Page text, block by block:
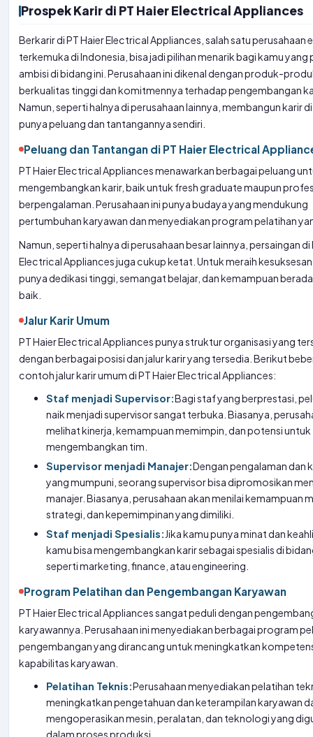
Prospek Karir di PT Haier Electrical Appliances
Berkarir di PT Haier Electrical Appliances, salah satu perusahaan
terkemuka di Indonesia, bisa jadi pilihan menarik bagi kamu yang
ambisi di bidang ini. Perusahaan ini dikenal dengan produk-
berkualitas tinggi dan komitmennya terhadap pengembangan
Namun, seperti halnya di perusahaan lainnya, membangun karir
punya peluang dan tantangannya sendiri.
Peluang dan Tantangan di PT Haier Electrical
PT Haier Electrical Appliances menawarkan berbagai peluang
mengembangkan karir, baik untuk fresh graduate maupun
berpengalaman. Perusahaan ini punya budaya yang mendukung
pertumbuhan karyawan dan menyediakan program pelatihan
Namun, seperti halnya di perusahaan besar lainnya, persaingan di
Electrical Appliances juga cukup ketat. Untuk meraih
punya dedikasi tinggi, semangat belajar, dan kemampuan
baik.
Jalur Karir Umum
PT Haier Electrical Appliances punya struktur organisasi yang
dengan berbagai posisi dan jalur karir yang tersedia. Berikut
contoh jalur karir umum di PT Haier Electrical Appliances:
Staf menjadi Supervisor:Bagi staf yang berprestasi,
naik menjadi supervisor sangat terbuka. Biasanya,
melihat kinerja, kemampuan memimpin, dan potensi untuk
mengembangkan tim.
Supervisor menjadi Manajer:Dengan pengalaman dan
yang mumpuni, seorang supervisor bisa dipromosikan
manajer. Biasanya, perusahaan akan menilai kemampuan
strategi, dan kepemimpinan yang dimiliki.
Staf menjadi Spesialis:Jika kamu punya minat dan
kamu bisa mengembangkan karir sebagai spesialis di
seperti marketing, finance, atau engineering.
Program Pelatihan dan Pengembangan Karyawan
PT Haier Electrical Appliances sangat peduli dengan
karyawannya. Perusahaan ini menyediakan berbagai program
pengembangan yang dirancang untuk meningkatkan
kapabilitas karyawan.
Pelatihan Teknis:Perusahaan menyediakan pelatihan
meningkatkan pengetahuan dan keterampilan karyawan
mengoperasikan mesin, peralatan, dan teknologi yang
dalam proses produksi.